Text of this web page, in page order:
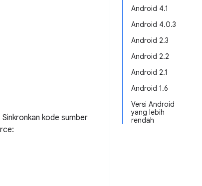
Android 4.1
Android 4.0.3
Android 2.3
Android 2.2
Android 2.1
Android 1.6
Versi Android
yang lebih
rendah
kode sumber